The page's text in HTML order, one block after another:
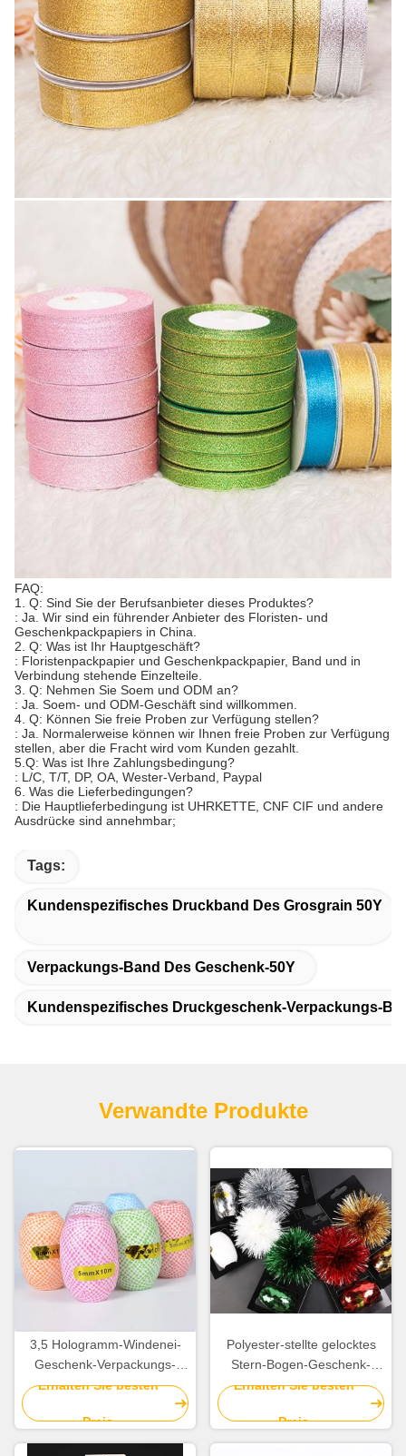
FAQ:
1. Q: Sind Sie der Berufsanbieter dieses Produktes?
: Ja. Wir sind ein führender Anbieter des Floristen- und
Geschenkpackpapiers in China.
2. Q: Was ist Ihr Hauptgeschäft?
: Floristenpackpapier und Geschenkpackpapier, Band und in
Verbindung stehende Einzelteile.
3. Q: Nehmen Sie Soem und ODM an?
: Ja. Soem- und ODM-Geschäft sind willkommen.
4. Q: Können Sie freie Proben zur Verfügung stellen?
: Ja. Normalerweise können wir Ihnen freie Proben zur Verfügung
stellen, aber die Fracht wird vom Kunden gezahlt.
5.Q: Was ist Ihre Zahlungsbedingung?
: L/C, T/T, DP, OA, Wester-Verband, Paypal
6. Was die Lieferbedingungen?
: Die Hauptlieferbedingung ist UHRKETTE, CNF CIF und andere
Ausdrücke sind annehmbar;
Tags:
Kundenspezifisches Druckband Des Grosgrain 50Y
Verpackungs-Band Des Geschenk-50Y
Kundenspezifisches Druckgeschenk-Verpackungs-
Verwandte Produkte
3,5 Hologramm-Windenei-
Geschenk-Verpackungs-
Band-Streifen-Dekoration
Erhalten Sie besten
Preis
Polyester-stellte gelocktes
Stern-Bogen-Geschenk-
Verpackungs-Band 100%
Dekoration ein
Erhalten Sie besten
Preis